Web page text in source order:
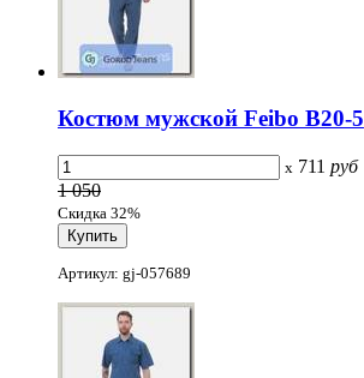
Костюм мужской Feibo B20-5
x 711 руб
1 050
Скидка 32%
Артикул: gj-057689